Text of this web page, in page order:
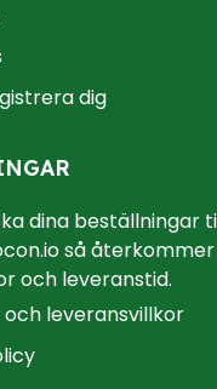
dig
dina beställningar
så
och leveranstid.
och leveransvillkor